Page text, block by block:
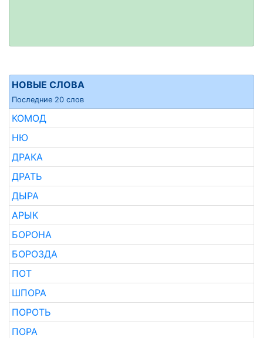
НОВЫЕ СЛОВА
Последние 20 слов
КОМОД
НЮ
ДРАКА
ДРАТЬ
ДЫРА
АРЫК
БОРОНА
БОРОЗДА
ПОТ
ШПОРА
ПОРОТЬ
ПОРА